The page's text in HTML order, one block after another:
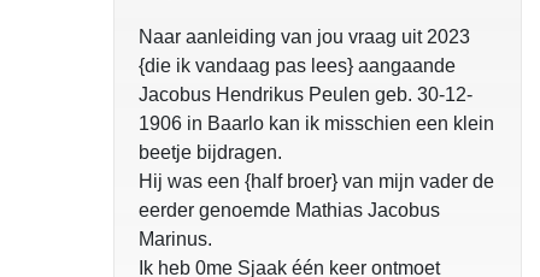
Naar aanleiding van jou vraag uit 2023
{die ik vandaag pas lees} aangaande
Jacobus Hendrikus Peulen geb. 30-12-
1906 in Baarlo kan ik misschien een klein
beetje bijdragen.
Hij was een {half broer} van mijn vader de
eerder genoemde Mathias Jacobus
Marinus.
Ik heb 0me Sjaak één keer ontmoet